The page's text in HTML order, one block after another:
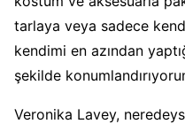
tarlaya veya sadece
kendimi en azından
şekilde
Veronika Lavey,